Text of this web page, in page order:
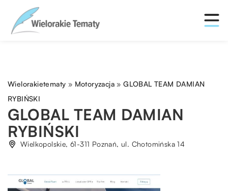
Wielorakietematy » Motoryzacja »GLOBAL TEAM DAMIAN
RYBIŃSKI
GLOBAL TEAM DAMIAN
RYBIŃSKI
Wielkopolskie, 61-311 Poznań, ul. Chotomińska 14